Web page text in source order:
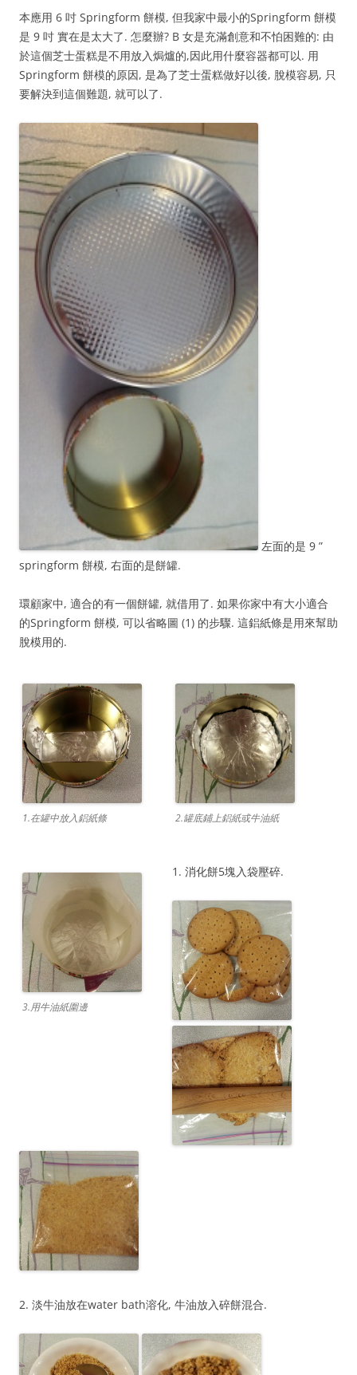
本應用 6 吋 Springform 餅模, 但我家中最小的Springform 餅模
是 9 吋 實在是太大了. 怎麼辦? B 女是充滿創意和不怕困難的: 由
於這個芝士蛋糕是不用放入焗爐的,因此用什麼容器都可以. 用
Springform 餅模的原因, 是為了芝士蛋糕做好以後, 脫模容易, 只
要解決到這個難題, 就可以了.
左面的是 9 ”
springform 餅模, 右面的是餅罐.
環顧家中, 適合的有一個餅罐, 就借用了. 如果你家中有大小適合
的Springform 餅模, 可以省略圖 (1) 的步驟. 這鋁紙條是用來幫助
脫模用的.
1.在罐中放入鋁紙條 2.罐底鋪上鋁紙或牛油紙
3.用牛油紙圍邊
1. 消化餅5塊入袋壓碎.
2. 淡牛油放在water bath溶化, 牛油放入碎餅混合.